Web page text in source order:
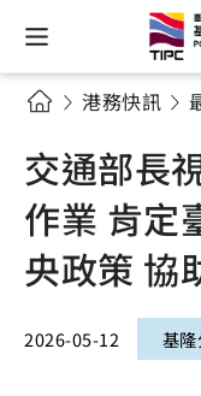
港務快訊
交通部長
作業 肯定
央政策 協
2026-05-12 基